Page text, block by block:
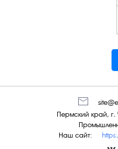
Наш сайт:
Пермский край, г.